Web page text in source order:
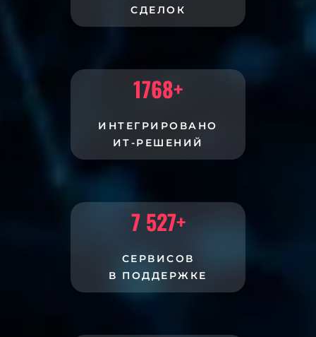
СДЕЛОК
1768+
ИНТЕГРИРОВАНО
ИТ-РЕШЕНИЙ
7 527+
СЕРВИСОВ
В ПОДДЕРЖКЕ